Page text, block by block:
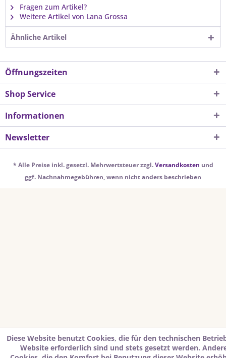
Fragen zum Artikel?
Weitere Artikel von Lana Grossa
Ähnliche Artikel
Öffnungszeiten
Shop Service
Informationen
Newsletter
* Alle Preise inkl. gesetzl. Mehrwertsteuer zzgl.Versandkosten und
ggf. Nachnahmegebühren, wenn nicht anders beschrieben
Diese Website benutzt Cookies, die für den technischen
Website erforderlich sind und stets gesetzt werden.